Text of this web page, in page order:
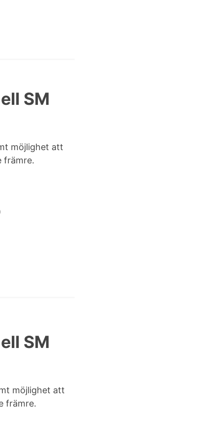
SM
möjlighet att
främre.
SM
möjlighet att
främre.